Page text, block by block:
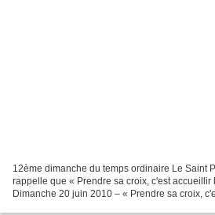
12ème dimanche du temps ordinaire Le Saint
rappelle que « Prendre sa croix, c'est accueillir
Dimanche 20 juin 2010 – « Prendre sa croix,